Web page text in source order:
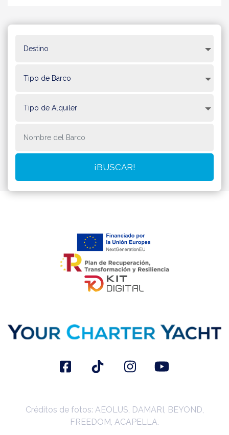
Créditos de fotos: AEOLUS, DAMARI, BEYOND,
FREEDOM, ACAPELLA.